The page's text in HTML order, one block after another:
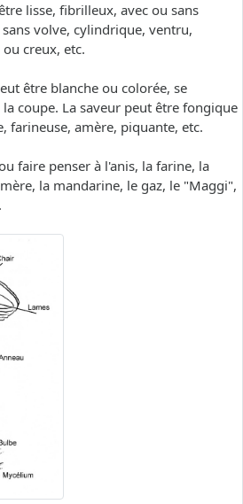
lisse, fibrilleux, avec ou sans
volve, cylindrique, ventru,
creux, etc.
être blanche ou colorée, se
coupe. La saveur peut être fongique
farineuse, amère, piquante, etc.
faire penser à l'anis, la farine, la
la mandarine, le gaz, le "Maggi",